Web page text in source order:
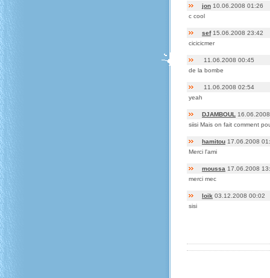
jon 10.06.2008 01:26
c cool
sef15.06.2008 23:42
cicicicmer
11.06.2008 00:45
de la bombe
11.06.2008 02:54
yeah
DJAMBOUL
siisi Mais on fait comment
hamitou 17.06.2008
Merci l'ami
moussa 17.06.2008
merci mec
loik 03.12.2008 00:02
sisi